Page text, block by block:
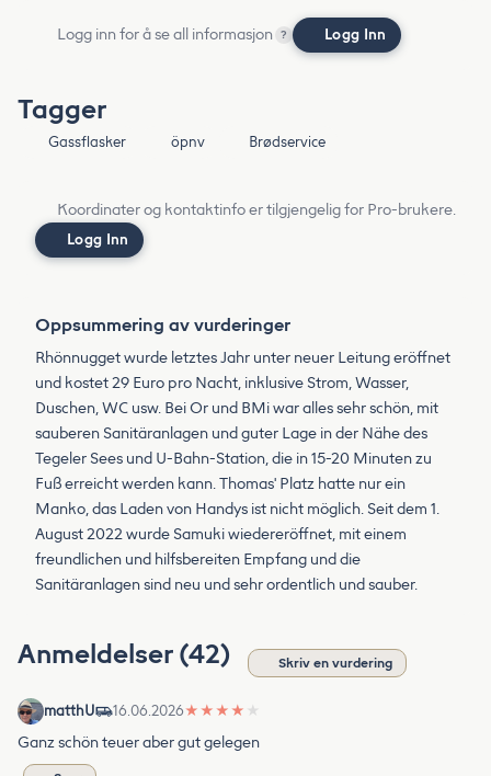
Logg inn for å se all informasjon ? Logg Inn
Tagger
Gassflasker öpnv Brødservice
Koordinater og kontaktinfo er tilgjengelig for Pro-brukere.
Logg Inn
Oppsummering av vurderinger
Rhönnugget wurde letztes Jahr unter neuer Leitung eröffnet
und kostet 29 Euro pro Nacht, inklusive Strom, Wasser,
Duschen, WC usw. Bei Or und BMi war alles sehr schön, mit
sauberen Sanitäranlagen und guter Lage in der Nähe des
Tegeler Sees und U-Bahn-Station, die in 15-20 Minuten zu
Fuß erreicht werden kann. Thomas' Platz hatte nur ein
Manko, das Laden von Handys ist nicht möglich. Seit dem 1.
August 2022 wurde Samuki wiedereröffnet, mit einem
freundlichen und hilfsbereiten Empfang und die
Sanitäranlagen sind neu und sehr ordentlich und sauber.
Anmeldelser (42) Skriv en vurdering
matthU 16.06.2026★ ★ ★ ★ ★
Ganz schön teuer aber gut gelegen